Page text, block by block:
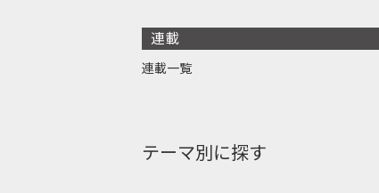
連載
連載一覧
テーマ別に探す